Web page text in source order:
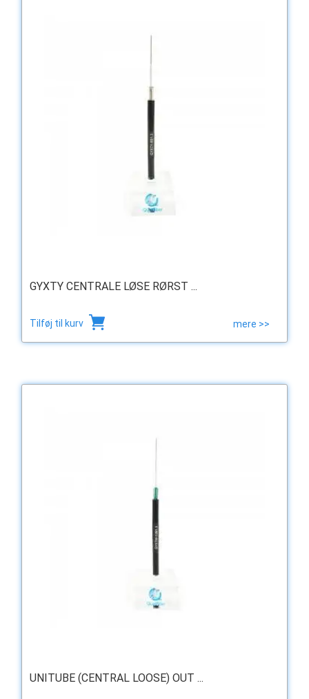
GYXTY CENTRALE LØSE RØRST ...
Tilføj til kurv mere >>
UNITUBE (CENTRAL LOOSE) OUT ...